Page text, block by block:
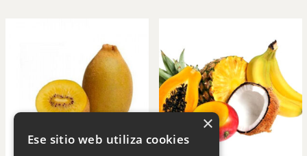
×
Ese sitio web utiliza cookies